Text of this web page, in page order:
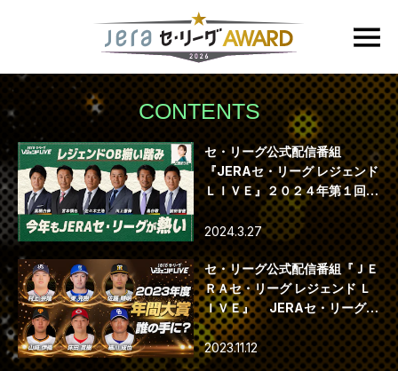
CONTENTS
セ・リーグ公式配信番組
『JERAセ・リーグ レジェンド
ＬＩＶＥ』２０２４年第１回配
信
2024.3.27
セ・リーグ公式配信番組『ＪＥ
ＲＡセ・リーグ レジェンド Ｌ
ＩＶＥ』 JERAセ・リーグ
AWARD年間大賞選手が決定！
2023.11.12